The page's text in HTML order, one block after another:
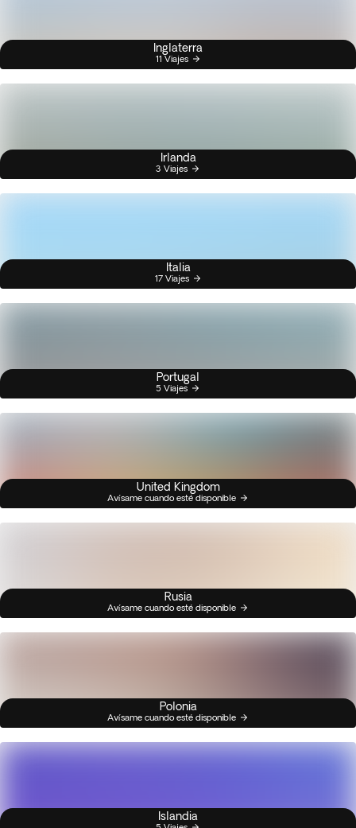
Inglaterra
11 Viajes
Irlanda
3 Viajes
Italia
17 Viajes
Portugal
5 Viajes
United Kingdom
Avísame cuando esté disponible
Rusia
Avísame cuando esté disponible
Polonia
Avísame cuando esté disponible
Islandia